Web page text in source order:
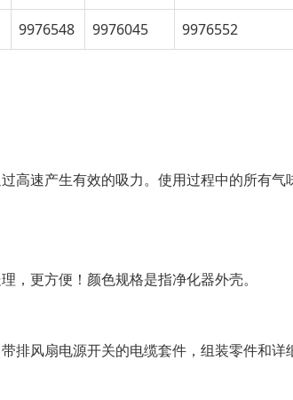
9976548 9976045 9976552
高速产生有效的吸力。使用过程中的所有
，更方便！颜色规格是指净化器外壳。
排风扇电源开关的电缆套件，组装零件和详